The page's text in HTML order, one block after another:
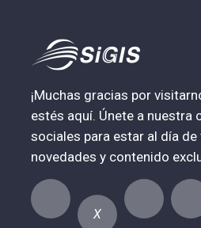
¡Muchas gracias por
estés aquí. Únete a nuestra
sociales para estar al día
novedades y contenido
X